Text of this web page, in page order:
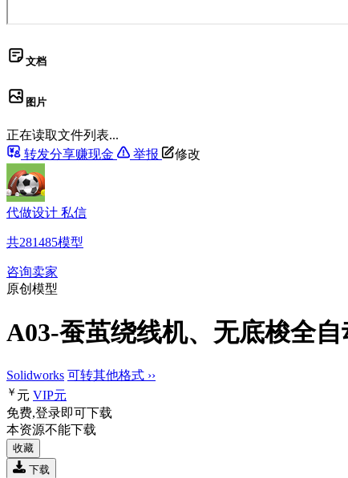
文档
图片
正在读取文件列表...
转发分享赚现金
举报 修改
代做设计 私信
共281485模型
咨询卖家
原创模型
A03-蚕茧绕线机、无底梭全
Solidworks 可转其他格式 ››
￥ 元 VIP元
免费,登录即可下载
本资源不能下载
收藏
下载